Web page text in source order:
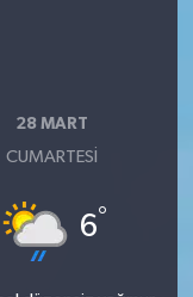
28 MART
CUMARTESI
6°